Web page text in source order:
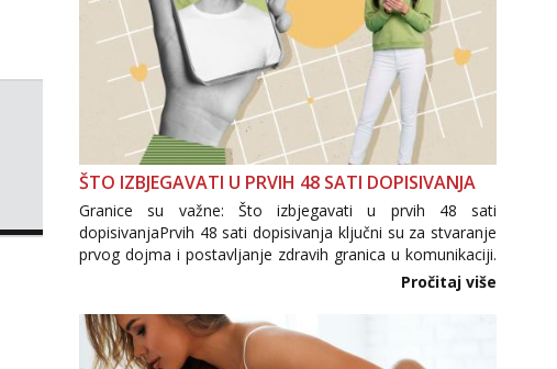
ŠTO IZBJEGAVATI U PRVIH 48 SATI DOPISIVANJA
Granice su važne: Što izbjegavati u prvih 48 sati
dopisivanjaPrvih 48 sati dopisivanja ključni su za stvaranje
prvog dojma i postavljanje zdravih granica u komunikaciji.
Važno je izbjeći prebrzo otkrivanje osobnih ili intimnih
informacija, jer nepoznata osoba još nije zaslužila to
povjerenje. Takođe...
Pročitaj više